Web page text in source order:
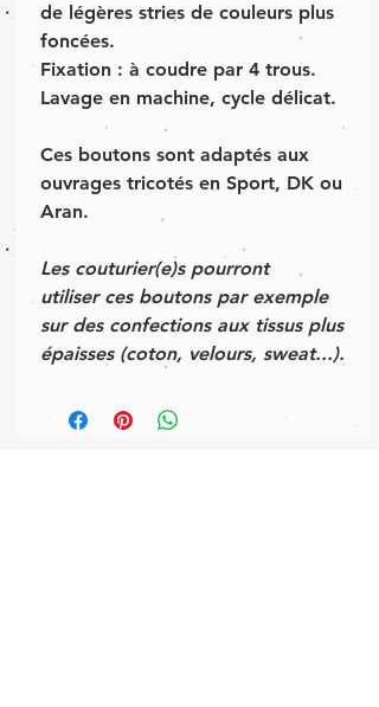
de légères stries de couleurs plus
foncées.
Fixation : à coudre par 4 trous.
Lavage en machine, cycle délicat.
Ces boutons sont adaptés aux
ouvrages tricotés en Sport, DK ou
Aran.
Les couturier(e)s pourront
utiliser ces boutons par exemple
sur des confections aux tissus plus
épaisses (coton, velours, sweat...).